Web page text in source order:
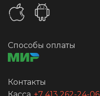
Способы оплаты
Контакты